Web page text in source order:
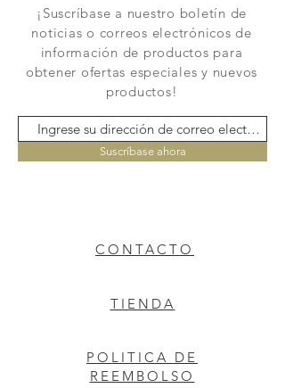
¡Suscríbase a nuestro boletín de
noticias o correos electrónicos de
información de productos para
obtener ofertas especiales y nuevos
productos!
Suscríbase ahora
CONTACTO
TIENDA
POLITICA DE
REEMBOLSO